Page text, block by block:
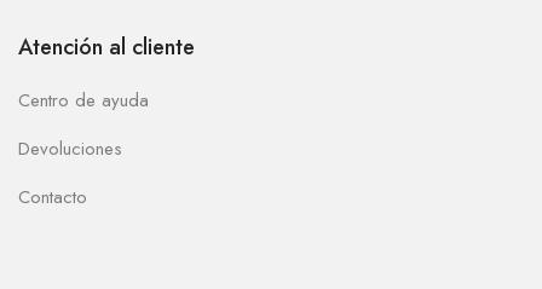
Atención al cliente
Centro de ayuda
Devoluciones
Contacto